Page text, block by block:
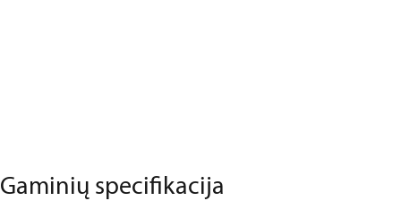
Gaminių specifikacija